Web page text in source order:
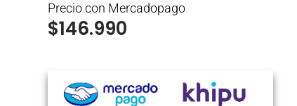
Precio con Mercadopago
$146.990